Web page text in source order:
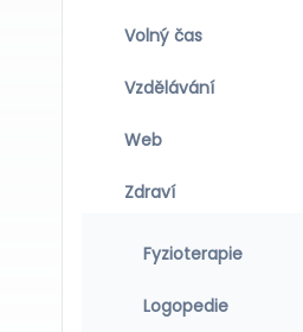
Volný čas
Vzdělávání
Web
Zdraví
Fyzioterapie
Logopedie